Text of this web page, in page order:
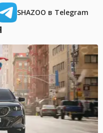
SHAZOO в Telegram